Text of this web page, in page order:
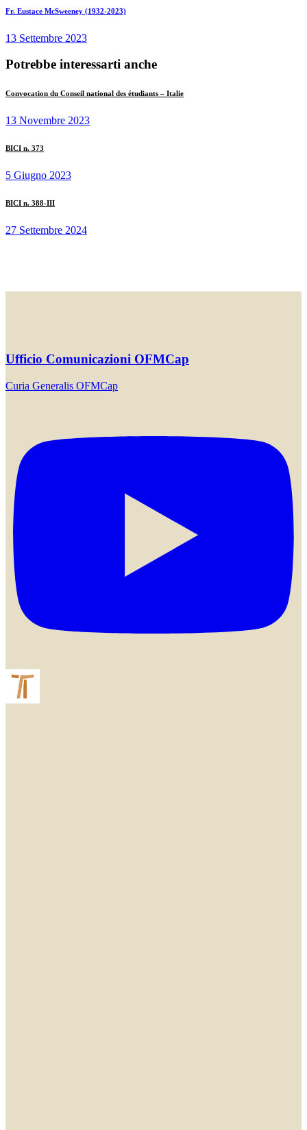
Fr. Eustace McSweeney (1932-2023)
13 Settembre 2023
Potrebbe interessarti anche
Convocation du Conseil national des étudiants – Italie
13 Novembre 2023
BICI n. 373
5 Giugno 2023
BICI n. 388-III
27 Settembre 2024
Ufficio Comunicazioni OFMCap
Curia Generalis OFMCap